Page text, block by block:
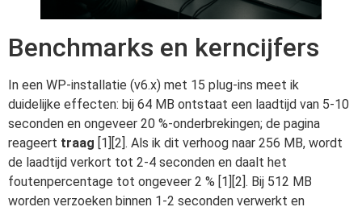
Benchmarks en kerncijfers
In een WP-installatie (v6.x) met 15 plug-ins meet ik
duidelijke effecten: bij 64 MB ontstaat een laadtijd van 5-10
seconden en ongeveer 20 %-onderbrekingen; de pagina
reageert traag [1][2]. Als ik dit verhoog naar 256 MB, wordt
de laadtijd verkort tot 2-4 seconden en daalt het
foutenpercentage tot ongeveer 2 % [1][2]. Bij 512 MB
worden verzoeken binnen 1-2 seconden verwerkt en